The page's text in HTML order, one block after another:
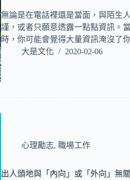
無論是在電話裡還是當面，與陌生
謹，或者只願意透露一點點資訊。
時，你可能會覺得大量資訊淹沒了
大是文化
2020-02-06
心理勵志, 職場工作
出人頭地與「內向」或「外向」無關